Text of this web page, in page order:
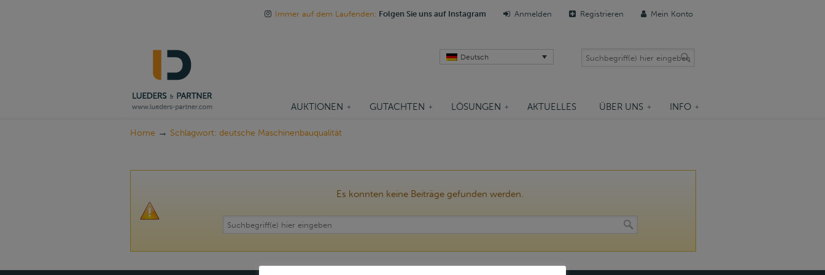
Immer auf dem Laufenden: Folgen Sie uns auf Instagram Anmelden Registrieren Mein Konto
Deutsch
AUKTIONEN GUTACHTEN LÖSUNGEN AKTUELLES ÜBER UNS INFO
Navigation
Home → Schlagwort: deutsche Maschinenbauqualität
Es konnten keine Beiträge gefunden werden.